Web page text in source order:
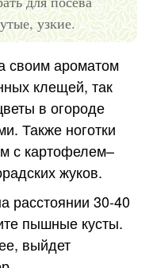
узкие.
своим ароматом
клещей, так
в огороде
Также ноготки
с картофелем–
жуков.
расстоянии 30-40
пышные кусты.
выйдет